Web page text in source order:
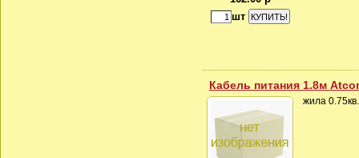
шт
Кабель питания 1.8м
жила